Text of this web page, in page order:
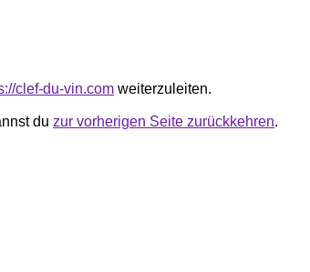
clef-du-vin.com weiterzuleiten.
du zur vorherigen Seite zurückkehren.